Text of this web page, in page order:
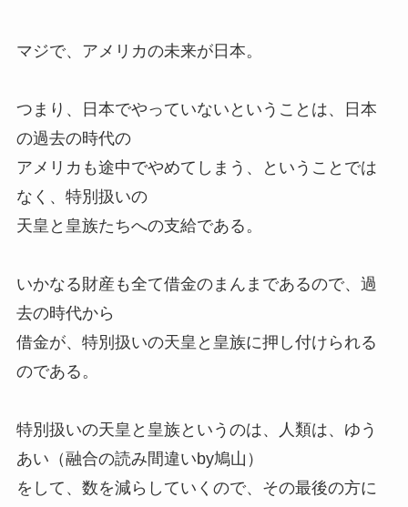
マジで、アメリカの未来が日本。
つまり、日本でやっていないということは、日本
の過去の時代の
アメリカも途中でやめてしまう、ということでは
なく、特別扱いの
天皇と皇族たちへの支給である。
いかなる財産も全て借金のまんまであるので、過
去の時代から
借金が、特別扱いの天皇と皇族に押し付けられる
のである。
特別扱いの天皇と皇族というのは、人類は、ゆう
あい（融合の読み間違いby鳩山）
をして、数を減らしていくので、その最後の方に